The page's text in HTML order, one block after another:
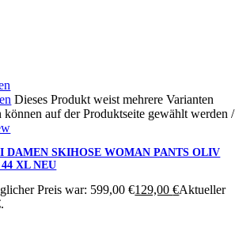
Dieses Produkt weist mehrere Varianten
auf der Produktseite gewählt werden/
DAMEN SKIHOSE WOMAN PANTS OLIV
XL NEU
Preis war: 599,00 €129,00€Aktueller